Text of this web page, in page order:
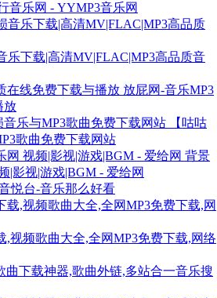
音乐网 - YYMP3音乐网
乐下载|高清MV|FLAC|MP3高品质音
放屁网-音乐MP3
放
【咕咕
歌曲免费下载网站
背景
|影视|游戏|BGM - 爱给网
悦台-音乐那么好看
,视频歌曲大全,全网MP3免费下载,网络